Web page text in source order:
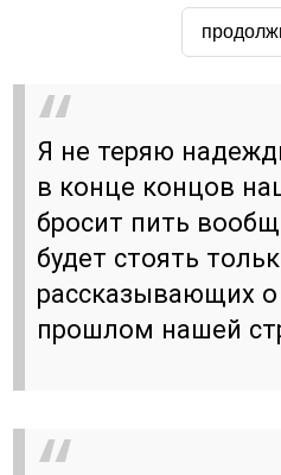
Я не теряю
в конце концов
бросит пить
будет стоять
рассказывающих
прошлом нашей